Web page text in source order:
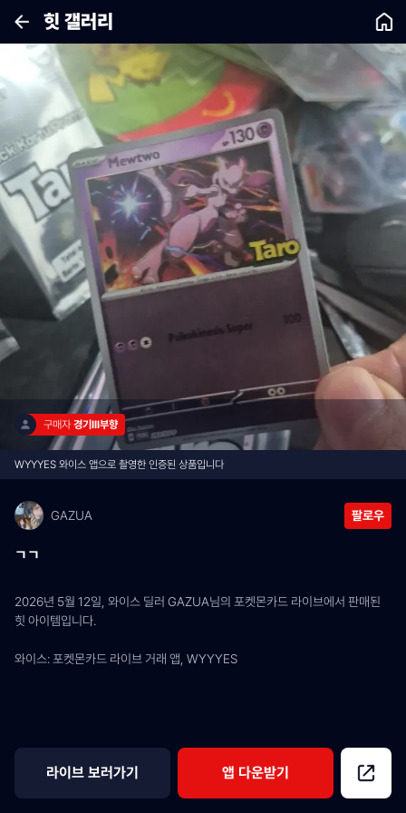
힛 갤러리
구매자 경기lll부향
WYYYES 와이스 앱으로 촬영한 인증된 상품입니다
GAZUA 팔로우
ㄱㄱ
2026년 5월 12일, 와이스 딜러 GAZUA님의 포켓몬카드 라이브에서 판매된
힛 아이템입니다.
와이스: 포켓몬카드 라이브 거래 앱, WYYYES
라이브 보러가기 앱 다운받기